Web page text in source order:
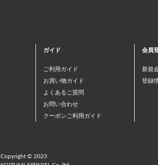
ガイド
ご利用ガイド
お買い物ガイド
よくあるご質問
お問い合わせ
クーポンご利用ガイド
会員
新規
登録
Copyright © 2023